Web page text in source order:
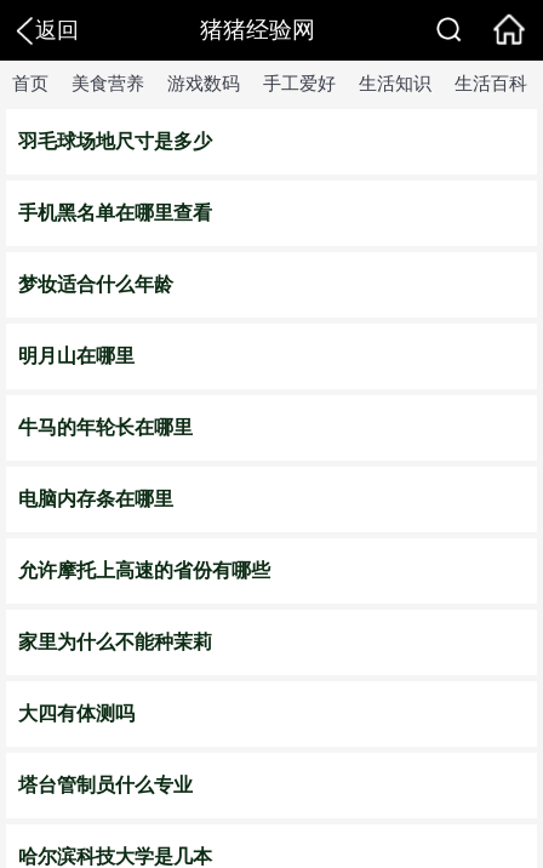
返回 猪猪经验网
首页 美食营养 游戏数码 手工爱好 生活知识 生活百科
羽毛球场地尺寸是多少
手机黑名单在哪里查看
梦妆适合什么年龄
明月山在哪里
牛马的年轮长在哪里
电脑内存条在哪里
允许摩托上高速的省份有哪些
家里为什么不能种茉莉
大四有体测吗
塔台管制员什么专业
哈尔滨科技大学是几本